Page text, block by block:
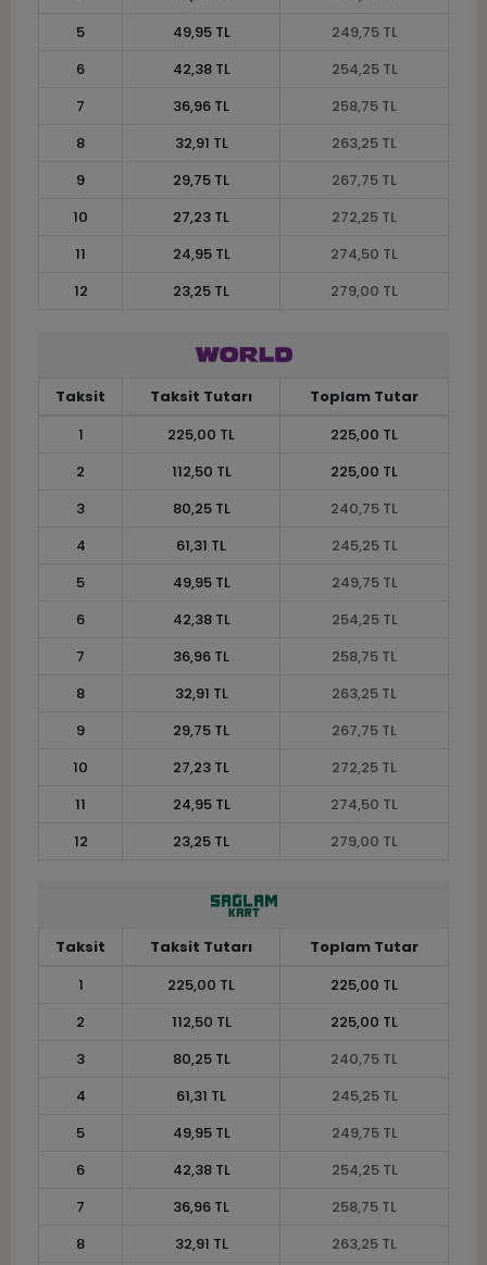
5
49,95 TL
249,75 TL
6
42,38 TL
254,25 TL
7
36,96 TL
258,75 TL
8
32,91 TL
263,25 TL
9
29,75 TL
267,75 TL
10
27,23 TL
272,25 TL
11
24,95 TL
274,50 TL
12
23,25 TL 279,00 TL
Taksit Taksit Tutarı
Toplam Tutar
1
225,00 TL
225,00 TL
2
112,50 TL
225,00 TL
3
80,25 TL
240,75 TL
4
61,31 TL
245,25 TL
5
49,95 TL
249,75 TL
6
42,38 TL
254,25 TL
7
36,96 TL
258,75 TL
8
32,91 TL
263,25 TL
9
29,75 TL
267,75 TL
10
27,23 TL
272,25 TL
11
24,95 TL
274,50 TL
12
23,25 TL 279,00 TL
Taksit Taksit Tutarı
Toplam Tutar
1
225,00 TL
225,00 TL
2
112,50 TL
225,00 TL
3
80,25 TL
240,75 TL
4
61,31 TL
245,25 TL
5
49,95 TL
249,75 TL
6
42,38 TL
254,25 TL
7
36,96 TL
258,75 TL
8
32,91 TL
263,25 TL